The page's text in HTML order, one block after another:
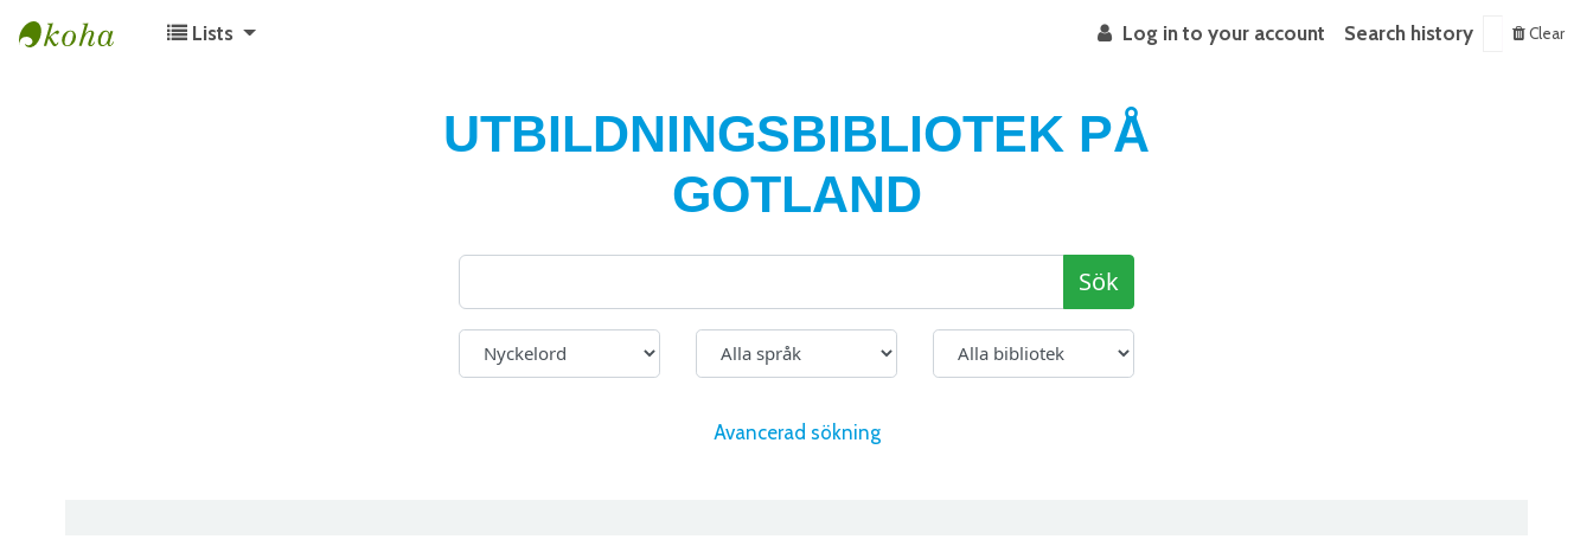
Lists Log in to your account Search history Clear
UTBILDNINGSBIBLIOTEK PÅ
GOTLAND
Sök
Avancerad sökning